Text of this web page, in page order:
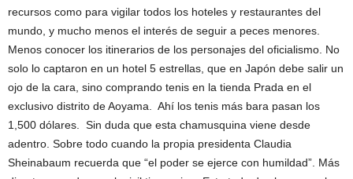
recursos como para vigilar todos los hoteles y restaurantes del
mundo, y mucho menos el interés de seguir a peces menores.
Menos conocer los itinerarios de los personajes del oficialismo. No
solo lo captaron en un hotel 5 estrellas, que en Japón debe salir un
ojo de la cara, sino comprando tenis en la tienda Prada en el
exclusivo distrito de Aoyama. Ahí los tenis más bara pasan los
1,500 dólares. Sin duda que esta chamusquina viene desde
adentro. Sobre todo cuando la propia presidenta Claudia
Sheinabaum recuerda que “el poder se ejerce con humildad”. Más